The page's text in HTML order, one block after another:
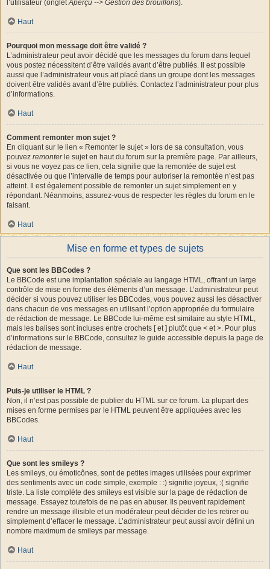
l’utilisateur (ongletAperçu --> Gestion des brouillons).
Haut
Pourquoi mon message doit être validé ?
L’administrateur peut avoir décidé que les messages du forum dans lequel
vous postez nécessitent d’être validés avant d’être publiés. Il est possible
aussi que l’administrateur vous ait placé dans un groupe dont les messages
doivent être validés avant d’être publiés. Contactez l’administrateur pour plus
d’informations.
Haut
Comment remonter mon sujet ?
En cliquant sur le lien « Remonter le sujet » lors de sa consultation, vous
pouvez remonterle sujet en haut du forum sur la première page. Par ailleurs,
si vous ne voyez pas ce lien, cela signifie que la remontée de sujet est
désactivée ou que l’intervalle de temps pour autoriser la remontée n’est pas
atteint. Il est également possible de remonter un sujet simplement en y
répondant. Néanmoins, assurez-vous de respecter les règles du forum en le
faisant.
Haut
Mise en forme et types de sujets
Que sont les BBCodes ?
Le BBCode est une implantation spéciale au langage HTML, offrant un large
contrôle de mise en forme des éléments d’un message. L’administrateur peut
décider si vous pouvez utiliser les BBCodes, vous pouvez aussi les désactiver
dans chacun de vos messages en utilisant l’option appropriée du formulaire
de rédaction de message. Le BBCode lui-même est similaire au style HTML,
mais les balises sont incluses entre crochets [ et ] plutôt que < et >. Pour plus
d’informations sur le BBCode, consultez le guide accessible depuis la page de
rédaction de message.
Haut
Puis-je utiliser le HTML ?
Non, il n’est pas possible de publier du HTML sur ce forum. La plupart des
mises en forme permises par le HTML peuvent être appliquées avec les
BBCodes.
Haut
Que sont les smileys ?
Les smileys, ou émoticônes, sont de petites images utilisées pour exprimer
des sentiments avec un code simple, exemple : :) signifie joyeux, :( signifie
triste. La liste complète des smileys est visible sur la page de rédaction de
message. Essayez toutefois de ne pas en abuser. Ils peuvent rapidement
rendre un message illisible et un modérateur peut décider de les retirer ou
simplement d’effacer le message. L’administrateur peut aussi avoir défini un
nombre maximum de smileys par message.
Haut